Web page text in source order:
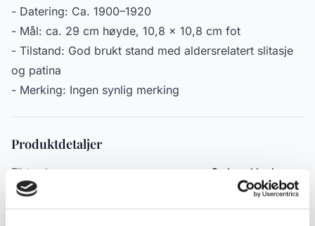
- Datering: Ca. 1900–1920
- Mål: ca. 29 cm høyde, 10,8 x 10,8 cm fot
- Tilstand: God brukt stand med aldersrelatert slitasje
og patina
- Merking: Ingen synlig merking
Produktdetaljer
Tilstand:
God med bruksspor
Varenummer:
2000000006161
Publisert:
27.05.2026